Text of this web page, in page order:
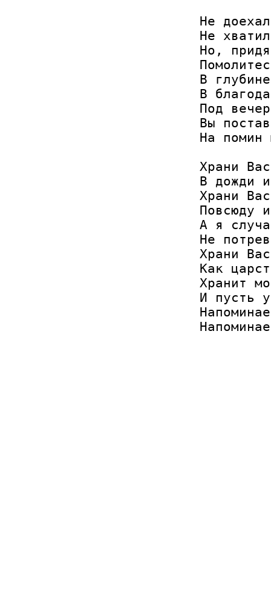
Не
Не
Но,
В
В
Под
Вы
На помин
Храни
В дожди
Храни
Повсюду
А я
Не
Храни
Как
Хранит
И пусть